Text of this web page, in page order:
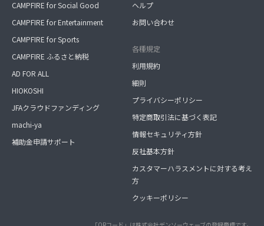
CAMPFIRE for Social Good
CAMPFIRE for Entertainment
CAMPFIRE for Sports
CAMPFIRE ふるさと納税
AD FOR ALL
HIOKOSHI
JFAクラウドファンディング
machi-ya
補助金申請サポート
ヘルプ
お問い合わせ
各種規定
利用規約
細則
プライバシーポリシー
特定商取引法に基づく表記
情報セキュリティ方針
反社基本方針
カスタマーハラスメントに対する考え
方
クッキーポリシー